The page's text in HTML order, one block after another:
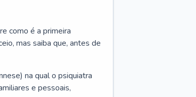
como é a primeira
mas saiba que, antes de
na qual o psiquiatra
e pessoais,